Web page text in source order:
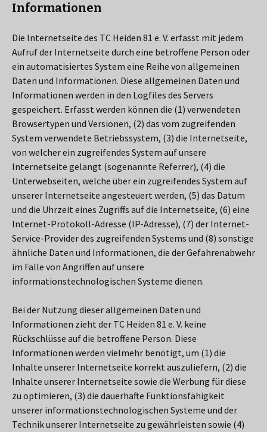
Informationen
Die Internetseite des TC Heiden 81 e. V. erfasst mit jedem
Aufruf der Internetseite durch eine betroffene Person oder
ein automatisiertes System eine Reihe von allgemeinen
Daten und Informationen. Diese allgemeinen Daten und
Informationen werden in den Logfiles des Servers
gespeichert. Erfasst werden können die (1) verwendeten
Browsertypen und Versionen, (2) das vom zugreifenden
System verwendete Betriebssystem, (3) die Internetseite,
von welcher ein zugreifendes System auf unsere
Internetseite gelangt (sogenannte Referrer), (4) die
Unterwebseiten, welche über ein zugreifendes System auf
unserer Internetseite angesteuert werden, (5) das Datum
und die Uhrzeit eines Zugriffs auf die Internetseite, (6) eine
Internet-Protokoll-Adresse (IP-Adresse), (7) der Internet-
Service-Provider des zugreifenden Systems und (8) sonstige
ähnliche Daten und Informationen, die der Gefahrenabwehr
im Falle von Angriffen auf unsere
informationstechnologischen Systeme dienen.
Bei der Nutzung dieser allgemeinen Daten und
Informationen zieht der TC Heiden 81 e. V. keine
Rückschlüsse auf die betroffene Person. Diese
Informationen werden vielmehr benötigt, um (1) die
Inhalte unserer Internetseite korrekt auszuliefern, (2) die
Inhalte unserer Internetseite sowie die Werbung für diese
zu optimieren, (3) die dauerhafte Funktionsfähigkeit
unserer informationstechnologischen Systeme und der
Technik unserer Internetseite zu gewährleisten sowie (4)